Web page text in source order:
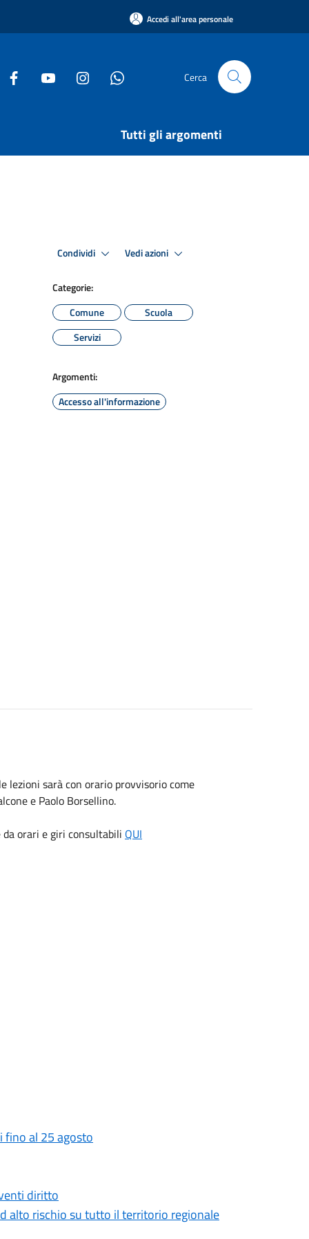
Accedi all'area personale
Cerca
Tutti gli argomenti
Condividi Vedi azioni
Categorie:
Comune
Scuola
Servizi
Argomenti:
Accesso all'informazione
lezioni sarà con orario provvisorio come
e Paolo Borsellino.
orari e giri consultabili QUI
fino al 25 agosto
diritto
alto rischio su tutto il territorio regionale